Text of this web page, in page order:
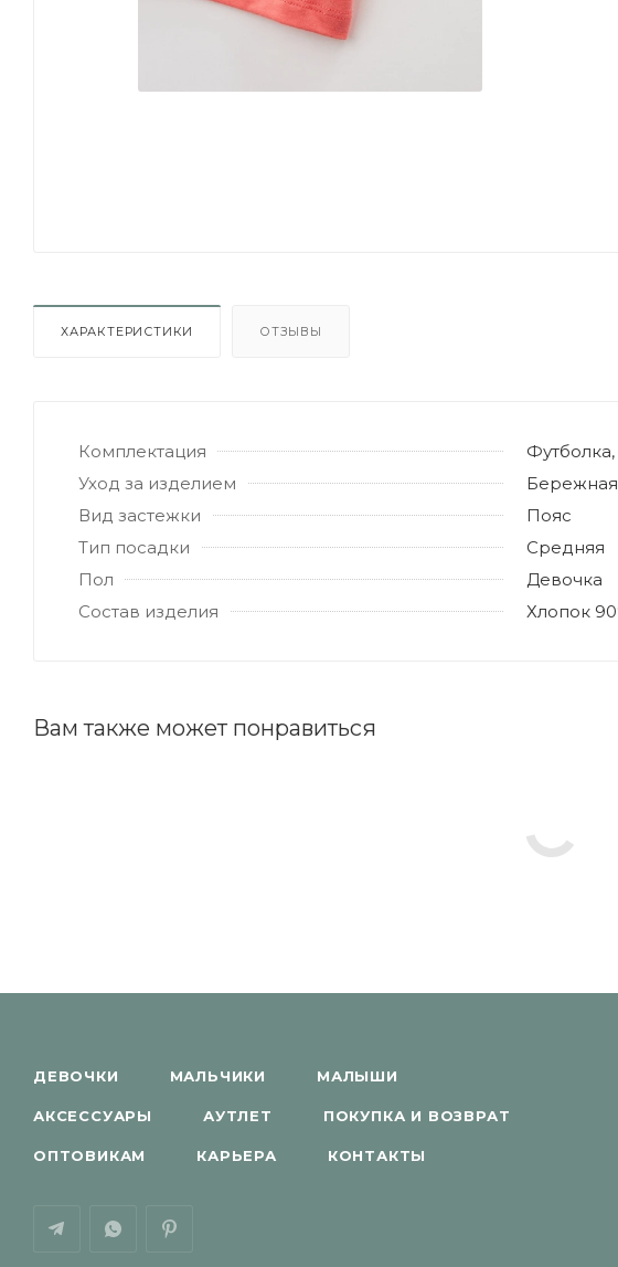
ХАРАКТЕРИСТИКИ ОТЗЫВЫ
Комплектация
Уход за изделием
Бережная
Вид застежки
Пояс
Тип посадки
Средняя
Пол
Девочка
Состав изделия
Хлопок
Вам также может понравиться
ДЕВОЧКИ МАЛЬЧИКИ МАЛЫШИ
АКСЕССУАРЫ АУТЛЕТ ПОКУПКА И ВОЗВРАТ
ОПТОВИКАМ КАРЬЕРА КОНТАКТЫ